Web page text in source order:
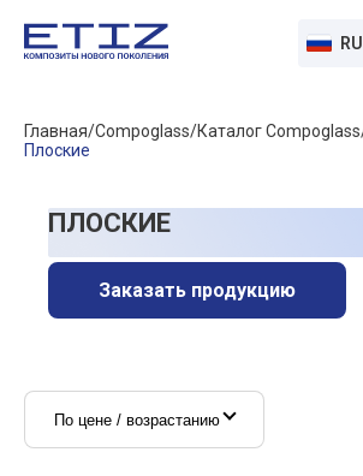
RU
Главная Compoglass Каталог Compoglass
Плоские
ПЛОСКИЕ
Заказать продукцию